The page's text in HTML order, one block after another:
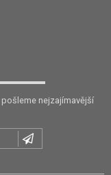
pošleme nejzajímavější